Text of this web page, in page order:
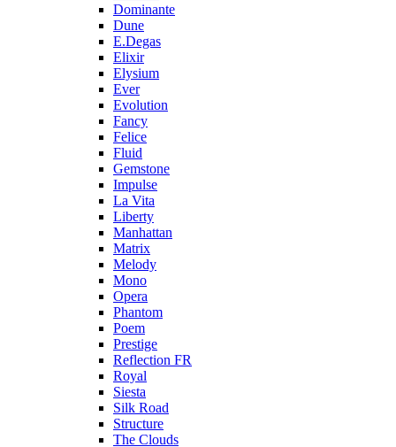
Dominante
Dune
E.Degas
Elixir
Elysium
Ever
Evolution
Fancy
Felice
Fluid
Gemstone
Impulse
La Vita
Liberty
Manhattan
Matrix
Melody
Mono
Opera
Phantom
Poem
Prestige
Reflection FR
Royal
Siesta
Silk Road
Structure
The Clouds